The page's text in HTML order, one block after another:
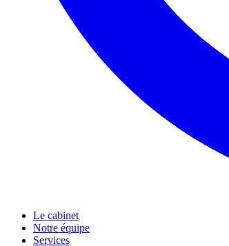
Le cabinet
Notre équipe
Services